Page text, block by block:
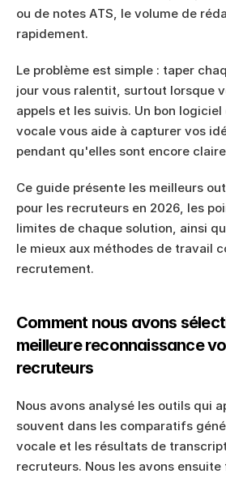
ou de notes ATS, le volume de
rapidement.
Le problème est simple : taper
jour vous ralentit, surtout lorsque
appels et les suivis. Un bon
vocale vous aide à capturer vos
pendant qu'elles sont encore
Ce guide présente les meilleurs
pour les recruteurs en 2026, les
limites de chaque solution, ainsi
le mieux aux méthodes de travail
recrutement.
Comment nous avons
meilleure reconnaissance
recruteurs
Nous avons analysé les outils qui
souvent dans les comparatifs
vocale et les résultats de
recruteurs. Nous les avons